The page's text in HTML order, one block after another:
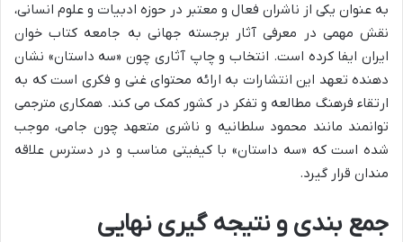
به عنوان یکی از ناشران فعال و معتبر در حوزه ادبیات و علوم انسانی،
نقش مهمی در معرفی آثار برجسته جهانی به جامعه کتاب خوان
ایران ایفا کرده است. انتخاب و چاپ آثاری چون «سه داستان» نشان
دهنده تعهد این انتشارات به ارائه محتوای غنی و فکری است که به
ارتقاء فرهنگ مطالعه و تفکر در کشور کمک می کند. همکاری مترجمی
توانمند مانند محمود سلطانیه و ناشری متعهد چون جامی، موجب
شده است که «سه داستان» با کیفیتی مناسب و در دسترس علاقه
مندان قرار گیرد.
جمع بندی و نتیجه گیری نهایی